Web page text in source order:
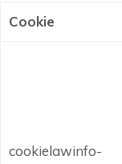
Cookie
cookielawinfo-